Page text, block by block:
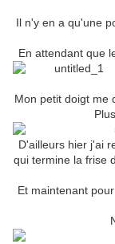
Il n'y en a qu'une
En attendant que
Mon petit doigt me
D'ailleurs hier j'ai
qui termine la frise
Et maintenant